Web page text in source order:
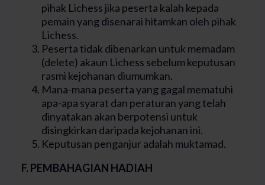
pihak Lichess jika peserta kalah kepada
pemain yang disenarai hitamkan oleh pihak
Lichess.
Peserta tidak dibenarkan untuk memadam
(delete) akaun Lichess sebelum keputusan
rasmi kejohanan diumumkan.
Mana-mana peserta yang gagal mematuhi
apa-apa syarat dan peraturan yang telah
dinyatakan akan berpotensi untuk
disingkirkan daripada kejohanan ini.
Keputusan penganjur adalah muktamad.
F. PEMBAHAGIAN HADIAH